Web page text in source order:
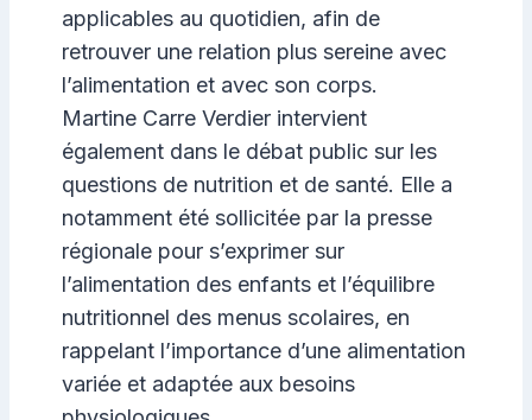
applicables au quotidien, afin de
retrouver une relation plus sereine avec
l’alimentation et avec son corps.
Martine Carre Verdier intervient
également dans le débat public sur les
questions de nutrition et de santé. Elle a
notamment été sollicitée par la presse
régionale pour s’exprimer sur
l’alimentation des enfants et l’équilibre
nutritionnel des menus scolaires, en
rappelant l’importance d’une alimentation
variée et adaptée aux besoins